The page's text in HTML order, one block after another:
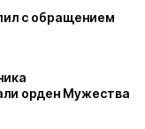
с обращением
орден Мужества